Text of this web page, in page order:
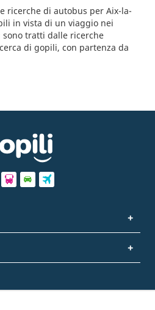
ricerche di autobus per Aix-la-
in vista di un viaggio nei
tratti dalle ricerche
di gopili, con partenza da